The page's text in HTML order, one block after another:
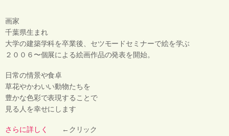
画家
千葉県生まれ
大学の建築学科を卒業後、セツモードセミナーで絵を学ぶ
２００６〜個展による絵画作品の発表を開始。
日常の情景や食卓
草花やかわいい動物たちを
豊かな色彩で表現することで
見る人を幸せにします
さらに詳しく ←クリック